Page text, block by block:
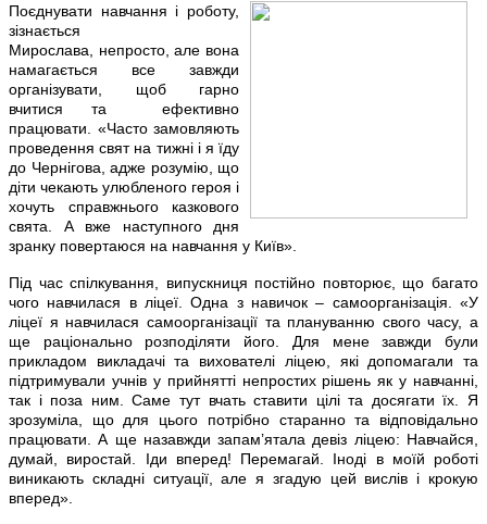
Поєднувати навчання і роботу,
зізнається
Мирослава, непросто, але вона
намагається все завжди
організувати, щоб гарно
вчитися та ефективно
працювати. «Часто замовляють
проведення свят на тижні і я їду
до Чернігова, адже розумію, що
діти чекають улюбленого героя і
хочуть справжнього казкового
свята. А вже наступного дня
зранку повертаюся на навчання у Київ».
Під час спілкування, випускниця постійно повторює, що багато
чого навчилася в ліцеї. Одна з навичок – самоорганізація. «У
ліцеї я навчилася самоорганізації та плануванню свого часу, а
ще раціонально розподіляти його. Для мене завжди були
прикладом викладачі та вихователі ліцею, які допомагали та
підтримували учнів у прийнятті непростих рішень як у навчанні,
так і поза ним. Саме тут вчать ставити цілі та досягати їх. Я
зрозуміла, що для цього потрібно старанно та відповідально
працювати. А ще назавжди запам’ятала девіз ліцею: Навчайся,
думай, виростай. Іди вперед! Перемагай. Іноді в моїй роботі
виникають складні ситуації, але я згадую цей вислів і крокую
вперед».